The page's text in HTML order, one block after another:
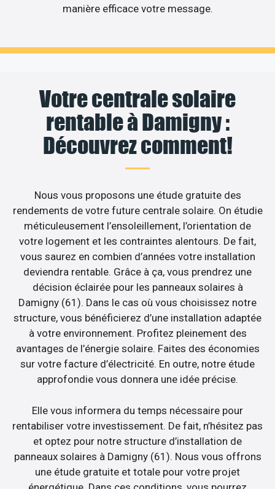
manière efficace votre message.
Votre centrale solaire
rentable à Damigny :
Découvrez comment!
Nous vous proposons une étude gratuite des
rendements de votre future centrale solaire. On étudie
méticuleusement l’ensoleillement, l’orientation de
votre logement et les contraintes alentours. De fait,
vous saurez en combien d’années votre installation
deviendra rentable. Grâce à ça, vous prendrez une
décision éclairée pour les panneaux solaires à
Damigny (61). Dans le cas où vous choisissez notre
structure, vous bénéficierez d’une installation adaptée
à votre environnement. Profitez pleinement des
avantages de l’énergie solaire. Faites des économies
sur votre facture d’électricité. En outre, notre étude
approfondie vous donnera une idée précise.
Elle vous informera du temps nécessaire pour
rentabiliser votre investissement. De fait, n’hésitez pas
et optez pour notre structure d’installation de
panneaux solaires à Damigny (61). Nous vous offrons
une étude gratuite et totale pour votre projet